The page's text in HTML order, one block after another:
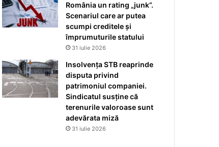
România un rating „junk”.
Scenariul care ar putea
scumpi creditele și
împrumuturile statului
31 iulie 2026
Insolvența STB reaprinde
disputa privind
patrimoniul companiei.
Sindicatul susține că
terenurile valoroase sunt
adevărata miză
31 iulie 2026